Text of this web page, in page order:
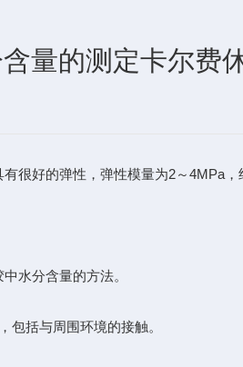
量的测定卡尔费
很好的弹性，弹性模量为2～4MPa，
水分含量的方法。
包括与周围环境的接触。